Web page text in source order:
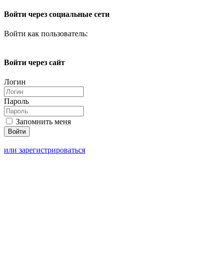
Войти через социальные сети
Войти как пользователь:
Войти через сайт
Логин
Пароль
Запомнить меня
или зарегистрироваться